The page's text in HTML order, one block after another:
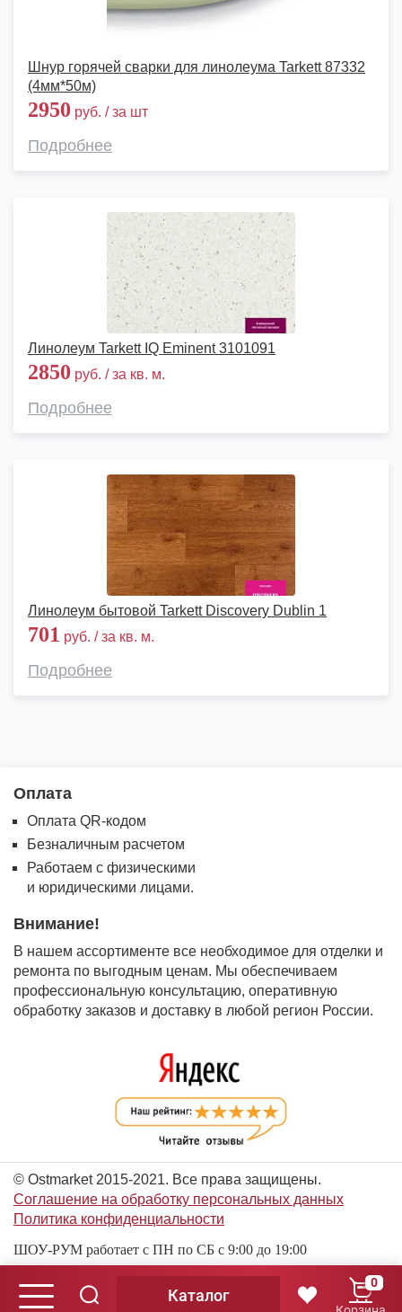
Шнур горячей сварки для линолеума Tarkett 87332
(4мм*50м)
2950 руб. / за шт
Подробнее
Линолеум Tarkett IQ Eminent 3101091
2850 руб. / за кв. м.
Подробнее
Линолеум бытовой Tarkett Discovery Dublin 1
701 руб. / за кв. м.
Подробнее
Оплата
Оплата QR-кодом
Безналичным расчетом
Работаем с физическими
и юридическими лицами.
Внимание!
В нашем ассортименте все необходимое для отделки и
ремонта по выгодным ценам. Мы обеспечиваем
профессиональную консультацию, оперативную
обработку заказов и доставку в любой регион России.
© Ostmarket 2015-2021. Все права защищены.
Соглашение на обработку персональных данных
Политика конфиденциальности
ШОУ-РУМ работает с ПН по СБ с 9:00 до 19:00
© Ostmarket 2015-2026. Все права защищены.
Каталог
0